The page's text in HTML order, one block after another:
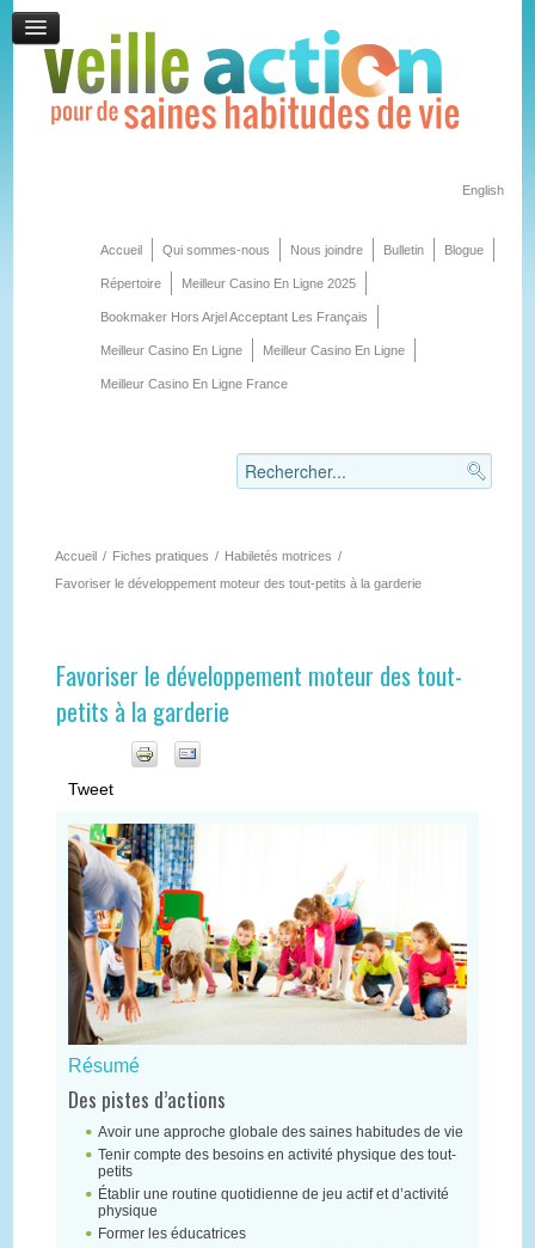
English
Accueil Qui sommes-nous Nous joindre Bulletin Blogue
Répertoire Meilleur Casino En Ligne 2025
Bookmaker Hors Arjel Acceptant Les Français
Meilleur Casino En Ligne Meilleur Casino En Ligne
Meilleur Casino En Ligne France
Accueil / Fiches pratiques / Habiletés motrices /
Favoriser le développement moteur des tout-petits à la garderie
Favoriser le développement moteur des tout-
petits à la garderie
Tweet
Résumé
Des pistes d’actions
Avoir une approche globale des saines habitudes de vie
Tenir compte des besoins en activité physique des tout-
petits
Établir une routine quotidienne de jeu actif et d’activité
physique
Former les éducatrices